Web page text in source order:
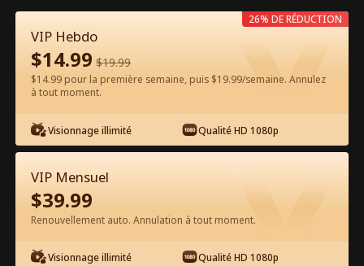
Regarder gratuitement sur l'App
Épisode 81 - Captivée par l'Amour
VIP Hebdo
$14.99 $19.99
$14.99 pour la première semaine, puis $19.99/semaine. Annulez
à tout moment.
Visionnage illimité Qualité HD 1080p
26% DE RÉDUCTION
VIP Mensuel
$39.99
Renouvellement auto. Annulation à tout moment.
Visionnage illimité Qualité HD 1080p